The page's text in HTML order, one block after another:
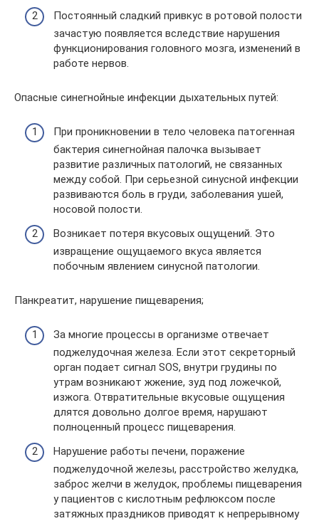
Постоянный сладкий привкус в ротовой полости
зачастую появляется вследствие нарушения
функционирования головного мозга, изменений в
работе нервов.
Опасные синегнойные инфекции дыхательных путей:
При проникновении в тело человека патогенная
бактерия синегнойная палочка вызывает
развитие различных патологий, не связанных
между собой. При серьезной синусной инфекции
развиваются боль в груди, заболевания ушей,
носовой полости.
Возникает потеря вкусовых ощущений. Это
извращение ощущаемого вкуса является
побочным явлением синусной патологии.
Панкреатит, нарушение пищеварения;
За многие процессы в организме отвечает
поджелудочная железа. Если этот секреторный
орган подает сигнал SOS, внутри грудины по
утрам возникают жжение, зуд под ложечкой,
изжога. Отвратительные вкусовые ощущения
длятся довольно долгое время, нарушают
полноценный процесс пищеварения.
Нарушение работы печени, поражение
поджелудочной железы, расстройство желудка,
заброс желчи в желудок, проблемы пищеварения
у пациентов с кислотным рефлюксом после
затяжных праздников приводят к непрерывному